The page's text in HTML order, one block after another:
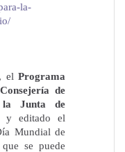
la-
el Programa
de
Junta de
y editado el
Mundial de
se puede